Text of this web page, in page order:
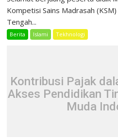
Kompetisi Sains Madrasah
Tengah...
Berita Islami Tekhnologi
Kontribusi Pajak
Akses Pendidikan
Muda